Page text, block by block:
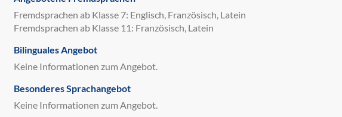
Fremdsprachen ab Klasse 7: Englisch, Französisch, Latein
Fremdsprachen ab Klasse 11: Französisch, Latein
Bilinguales Angebot
Keine Informationen zum Angebot.
Besonderes Sprachangebot
Keine Informationen zum Angebot.